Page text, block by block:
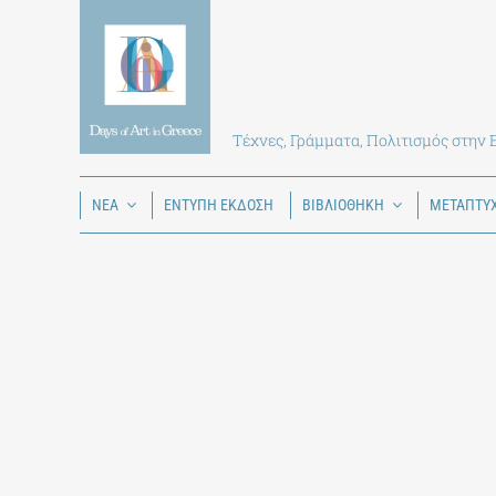
Τέχνες, Γράμματα, Πολιτισμός στην
ΝΕΑ ΕΝΤΥΠΗ ΕΚΔΟΣΗ ΒΙΒΛΙΟΘΗΚΗ